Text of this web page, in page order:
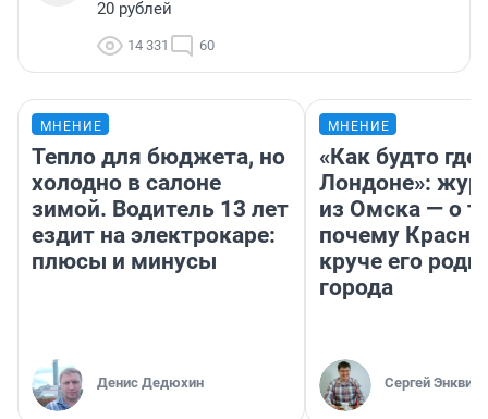
20 рублей
14 331 60
МНЕНИЕ
Тепло для бюджета, но
холодно в салоне
зимой. Водитель 13 лет
ездит на электрокаре:
плюсы и минусы
Денис Дедюхин
МНЕНИЕ
«Как будто
Лондоне»:
из Омска — о
почему
круче его
города
Сергей Энквист